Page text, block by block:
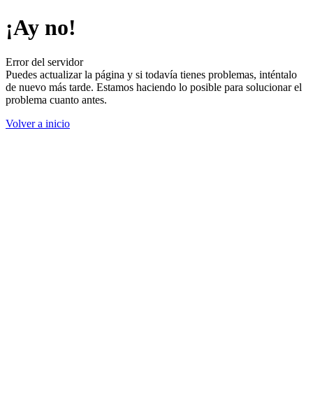
¡Ay no!
Error del servidor
Puedes actualizar la página y si todavía tienes problemas, inténtalo
de nuevo más tarde. Estamos haciendo lo posible para solucionar el
problema cuanto antes.
Volver a inicio